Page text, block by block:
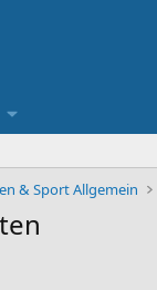
& Sport Allgemein